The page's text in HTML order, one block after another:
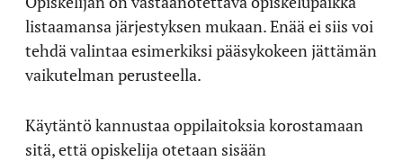
listaamansa järjestyksen mukaan. Enää ei siis voi
tehdä valintaa esimerkiksi pääsykokeen jättämän
vaikutelman perusteella.
Käytäntö kannustaa oppilaitoksia korostamaan
sitä, että opiskelija otetaan sisään